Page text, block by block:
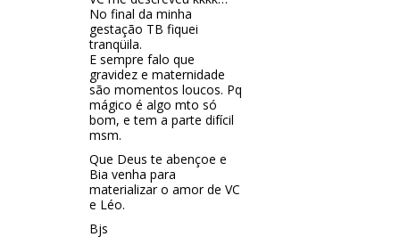
No final da minha
gestação TB fiquei
tranqüila.
E sempre falo que
gravidez e maternidade
são momentos loucos. Pq
mágico é algo mto só
bom, e tem a parte difícil
msm.
Que Deus te abençoe e
Bia venha para
materializar o amor de VC
e Léo.
Bjs